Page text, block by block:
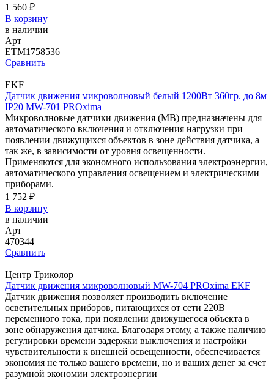
1 560 ₽
В корзину
в наличии
Арт
ETM1758536
Сравнить
EKF
Датчик движения микроволновый белый 1200Вт 360гр. до 8м
IP20 MW-701 PROxima
Микроволновые датчики движения (МВ) предназначены для
автоматического включения и отключения нагрузки при
появлении движущихся объектов в зоне действия датчика, а
так же, в зависимости от уровня освещенности.
Применяются для экономного использования электроэнергии,
автоматического управления освещением и электрическими
приборами.
1 752 ₽
В корзину
в наличии
Арт
470344
Сравнить
Центр Триколор
Датчик движения микроволновый MW-704 PROxima EKF
Датчик движения позволяет производить включение
осветительных приборов, питающихся от сети 220В
переменного тока, при появлении движущегося объекта в
зоне обнаружения датчика. Благодаря этому, а также наличию
регулировки времени задержки выключения и настройки
чувствительности к внешней освещенности, обеспечивается
экономия не только вашего времени, но и ваших денег за счет
разумной экономии электроэнергии